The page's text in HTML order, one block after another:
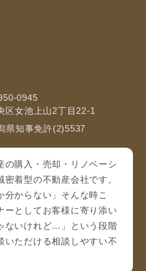
0945
区女池上山2丁目22-1
県知事免許(2)5537
の購入・売却・リノベーシ
着型の不動産会社です。
分からない」そんな時こ
ーとしてお客様に寄り添い
ないけれど…」という段階
いただける相談しやすい不